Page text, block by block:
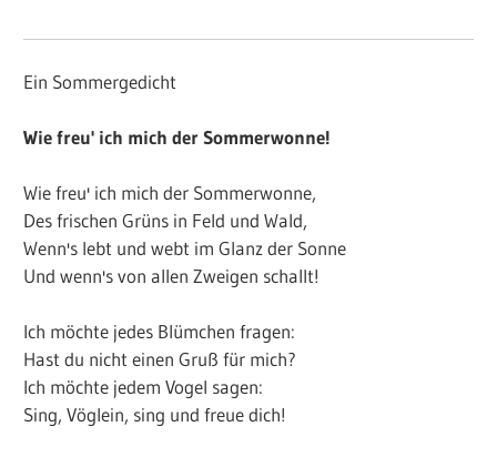
Ein Sommergedicht
Wie freu' ich mich der Sommerwonne!
Wie freu' ich mich der Sommerwonne,
Des frischen Grüns in Feld und Wald,
Wenn's lebt und webt im Glanz der Sonne
Und wenn's von allen Zweigen schallt!
Ich möchte jedes Blümchen fragen:
Hast du nicht einen Gruß für mich?
Ich möchte jedem Vogel sagen:
Sing, Vöglein, sing und freue dich!